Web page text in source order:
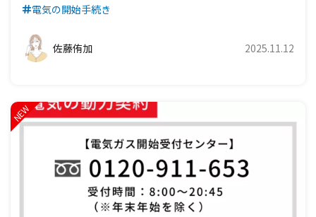
電気の開始手続き
佐藤侑加 2025.11.12